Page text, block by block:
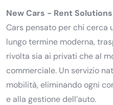
New Cars - Rent Solutions
Cars pensato per chi cerca
lungo termine moderna,
rivolta sia ai privati che al
commerciale. Un servizio
mobilità, eliminando ogni
e alla gestione dell’auto.